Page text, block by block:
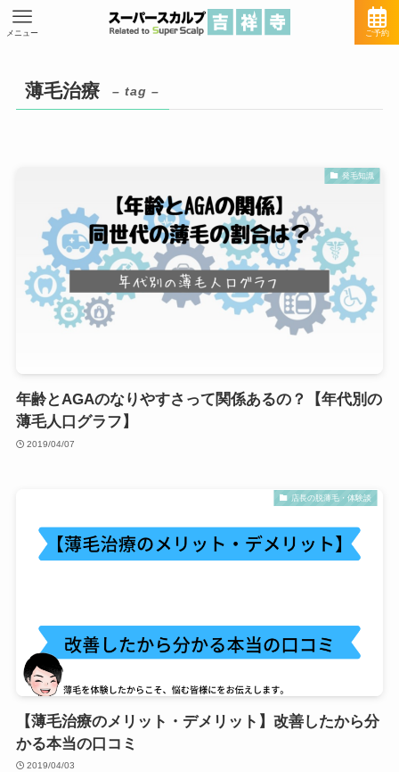
ご予約
メニュー
薄毛治療 – tag –
発毛知識
年齢とAGAのなりやすさって関係あるの？【年代別の
薄毛人口グラフ】
2019/04/07
店長の脱薄毛・体験談
【薄毛治療のメリット・デメリット】改善したから分
かる本当の口コミ
2019/04/03